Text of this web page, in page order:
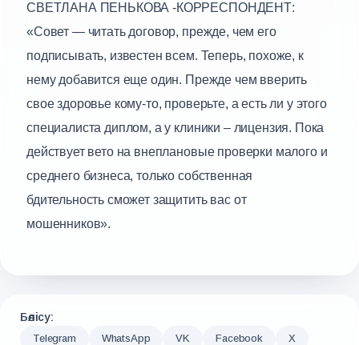
СВЕТЛАНА ПЕНЬКОВА -КОРРЕСПОНДЕНТ:
«Совет — читать договор, прежде, чем его
подписывать, известен всем. Теперь, похоже, к
нему добавится еще один. Прежде чем вверить
свое здоровье кому-то, проверьте, а есть ли у этого
специалиста диплом, а у клиники – лицензия. Пока
действует вето на внеплановые проверки малого и
среднего бизнеса, только собственная
бдительность сможет защитить вас от
мошенников».
Бөлісу:
Telegram WhatsApp VK Facebook X